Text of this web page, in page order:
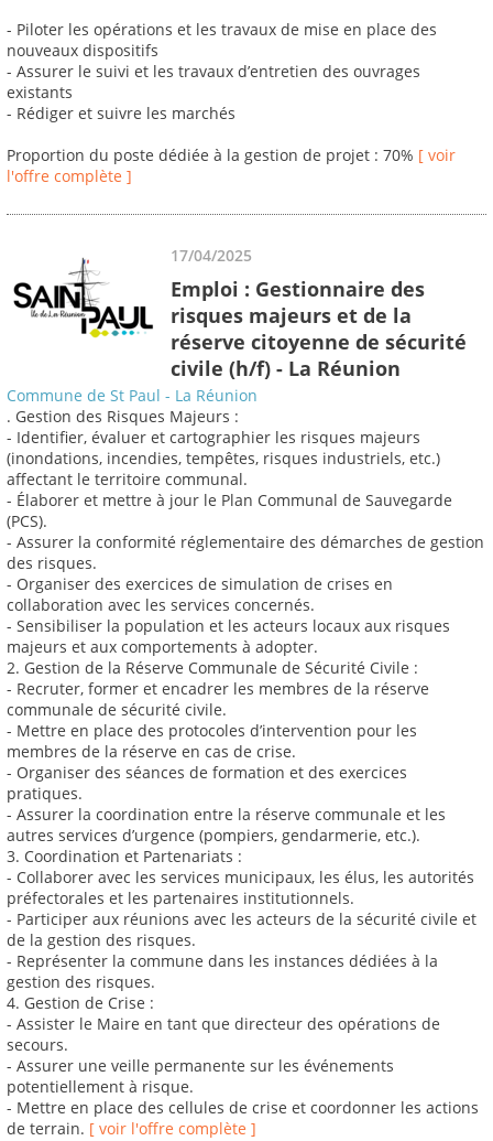
- Piloter les opérations et les travaux de mise en place des
nouveaux dispositifs
- Assurer le suivi et les travaux d’entretien des ouvrages
existants
- Rédiger et suivre les marchés
Proportion du poste dédiée à la gestion de projet : 70% [ voir
l'offre complète ]
17/04/2025
Emploi : Gestionnaire des
risques majeurs et de la
réserve citoyenne de sécurité
civile (h/f) - La Réunion
Commune de St Paul - La Réunion
. Gestion des Risques Majeurs :
- Identifier, évaluer et cartographier les risques majeurs
(inondations, incendies, tempêtes, risques industriels, etc.)
affectant le territoire communal.
- Élaborer et mettre à jour le Plan Communal de Sauvegarde
(PCS).
- Assurer la conformité réglementaire des démarches de gestion
des risques.
- Organiser des exercices de simulation de crises en
collaboration avec les services concernés.
- Sensibiliser la population et les acteurs locaux aux risques
majeurs et aux comportements à adopter.
2. Gestion de la Réserve Communale de Sécurité Civile :
- Recruter, former et encadrer les membres de la réserve
communale de sécurité civile.
- Mettre en place des protocoles d’intervention pour les
membres de la réserve en cas de crise.
- Organiser des séances de formation et des exercices
pratiques.
- Assurer la coordination entre la réserve communale et les
autres services d’urgence (pompiers, gendarmerie, etc.).
3. Coordination et Partenariats :
- Collaborer avec les services municipaux, les élus, les autorités
préfectorales et les partenaires institutionnels.
- Participer aux réunions avec les acteurs de la sécurité civile et
de la gestion des risques.
- Représenter la commune dans les instances dédiées à la
gestion des risques.
4. Gestion de Crise :
- Assister le Maire en tant que directeur des opérations de
secours.
- Assurer une veille permanente sur les événements
potentiellement à risque.
- Mettre en place des cellules de crise et coordonner les actions
de terrain. [ voir l'offre complète ]